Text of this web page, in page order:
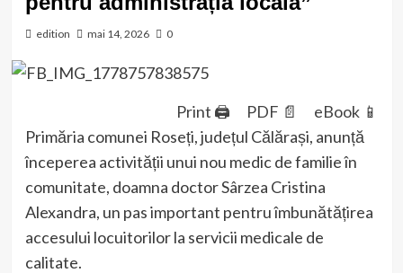
edition mai 14, 2026 0
Print 🖨 PDF 📄
eBook 📱
Primăria comunei Roseți, județul Călărași, anunță
începerea activității unui nou medic de familie în
comunitate, doamna doctor Sârzea Cristina
Alexandra, un pas important pentru îmbunătățirea
accesului locuitorilor la servicii medicale de
calitate.